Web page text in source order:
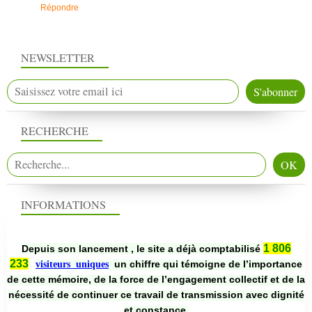
Répondre
NEWSLETTER
RECHERCHE
INFORMATIONS
Depuis son lancement , le site a déjà comptabilisé 1 806
233
visiteurs uniques un chiffre qui témoigne de l’importance
de cette mémoire, de la force de l’engagement collectif et de la
nécessité de continuer ce travail de transmission avec dignité